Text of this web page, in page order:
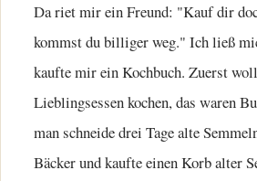
Da riet mir ein Freund: "Kauf dir
kommst du billiger weg." Ich ließ
kaufte mir ein Kochbuch. Zuerst
Lieblingsessen kochen, das waren
man schneide drei Tage alte
Bäcker und kaufte einen Korb alter